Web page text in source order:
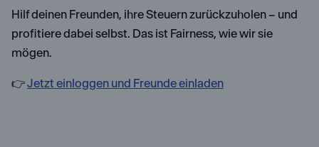
Hilf deinen Freunden, ihre Steuern zurückzuholen – und
profitiere dabei selbst. Das ist Fairness, wie wir sie
mögen.
👉Jetzt einloggen und Freunde einladen